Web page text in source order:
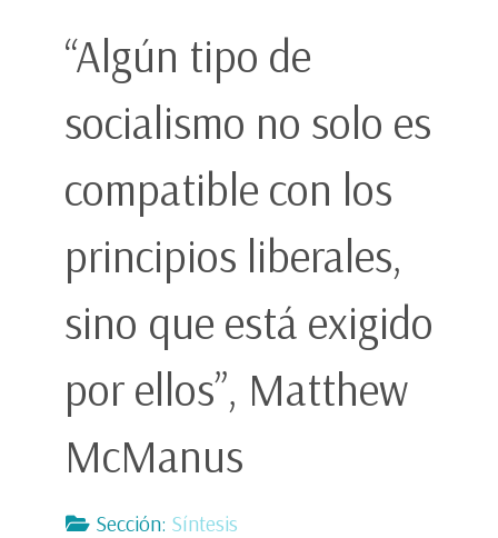
“Algún tipo de
socialismo no solo es
compatible con los
principios liberales,
sino que está exigido
por ellos”, Matthew
McManus
Sección: Síntesis